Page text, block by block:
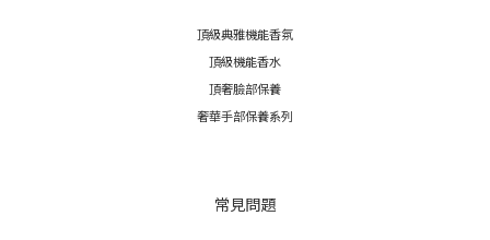
頂級典雅機能香氛
頂級機能香水
頂奢臉部保養
奢華手部保養系列
常見問題